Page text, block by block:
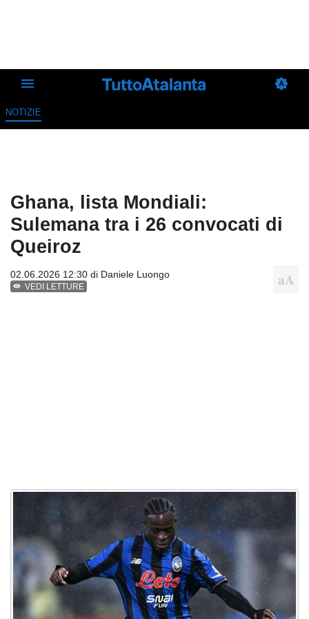
NOTIZIE
Ghana, lista Mondiali:
Sulemana tra i 26 convocati di
Queiroz
02.06.2026 12:30 di Daniele Luongo
VEDI LETTURE